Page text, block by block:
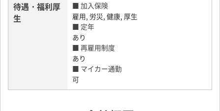
待遇・福利厚
生
■ 加入保険
雇用, 労災, 健康, 厚生
■ 定年
あり
■ 再雇用制度
あり
■ マイカー通勤
可